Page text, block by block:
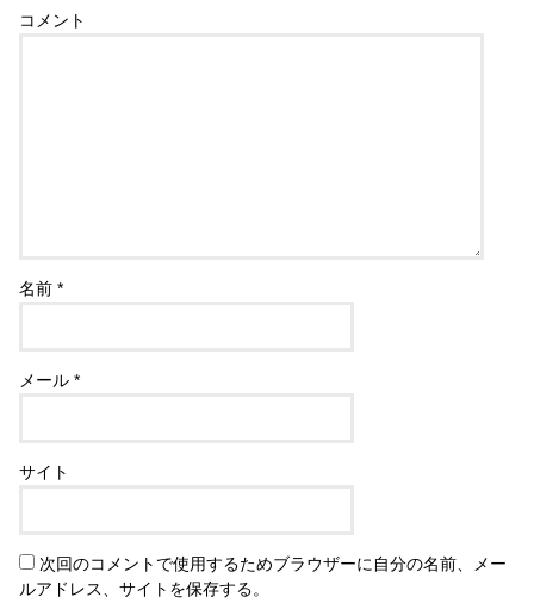
コメント
名前*
メール*
サイト
次回のコメントで使用するためブラウザーに自分の名前、メー
ルアドレス、サイトを保存する。